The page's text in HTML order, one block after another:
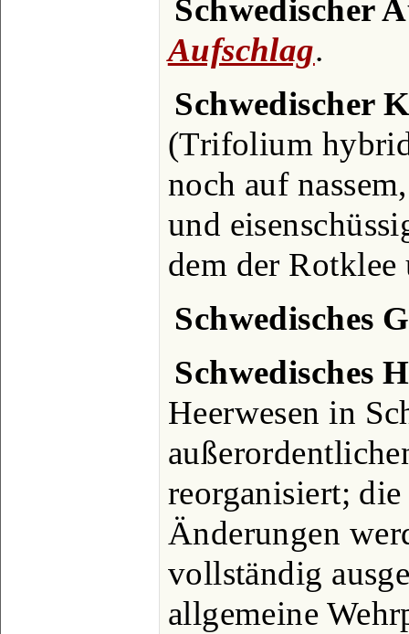
Schwedischer
Aufschlag.
Schwedischer
(Trifolium
noch auf
und
dem der Rotklee
Schwedisches
Schwedisches
Heerwesen in
reorganisiert; die
Änderungen
vollständig
allgemeine